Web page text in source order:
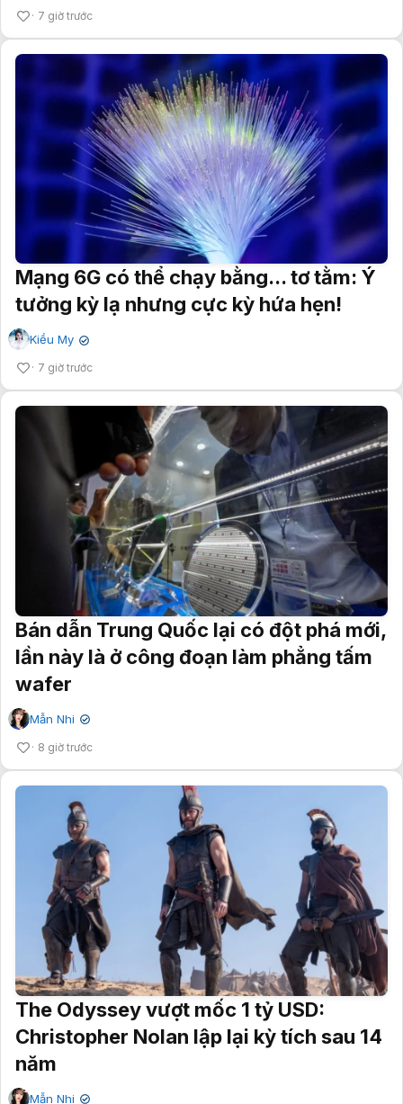
7 giờ trước
Mạng 6G có thể chạy bằng... tơ tằm: Ý
tưởng kỳ lạ nhưng cực kỳ hứa hẹn!
Kiều My ✔
7 giờ trước
Bán dẫn Trung Quốc lại có đột phá mới,
lần này là ở công đoạn làm phẳng tấm
wafer
Mẫn Nhi ✔
8 giờ trước
The Odyssey vượt mốc 1 tỷ USD:
Christopher Nolan lập lại kỳ tích sau 14
năm
Mẫn Nhi ✔